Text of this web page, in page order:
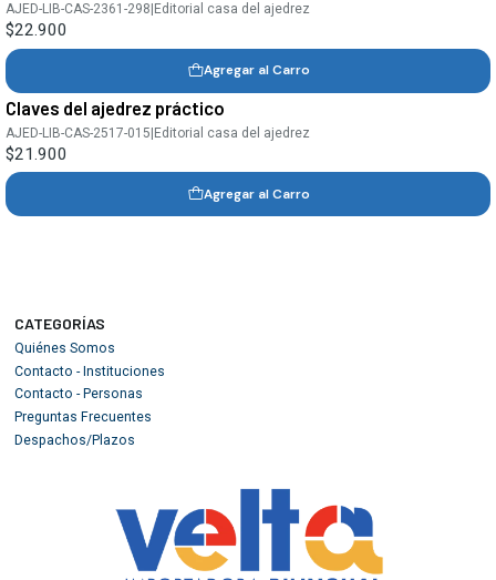
AJED-LIB-CAS-2361-298 Editorial casa del ajedrez
$22.900
Agregar al Carro
Claves del ajedrez práctico
AJED-LIB-CAS-2517-015|Editorial casa del ajedrez
$21.900
Agregar al Carro
CATEGORÍAS
Quiénes Somos
Contacto - Instituciones
Contacto - Personas
Preguntas Frecuentes
Despachos/Plazos